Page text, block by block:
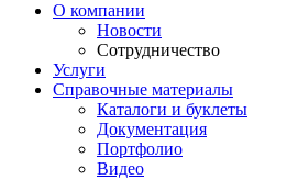
О компании
Новости
Сотрудничество
Услуги
Справочные материалы
Каталоги и буклеты
Документация
Портфолио
Видео